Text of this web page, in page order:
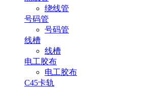
绕线管
号码管
号码管
线槽
线槽
电工胶布
电工胶布
C45卡轨